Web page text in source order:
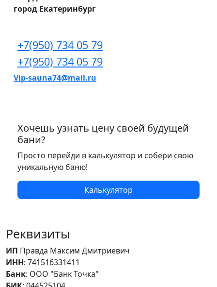
город Екатеринбург
+7(950) 734 05 79
+7(950) 734 05 79
Vip-sauna74@mail.ru
Хочешь узнать цену своей будущей
бани?
Просто перейди в калькулятор и собери свою
уникальную баню!
Калькулятор
Реквизиты
ИП Правда Максим Дмитриевич
ИНН: 741516331411
Банк: ООО "Банк Точка"